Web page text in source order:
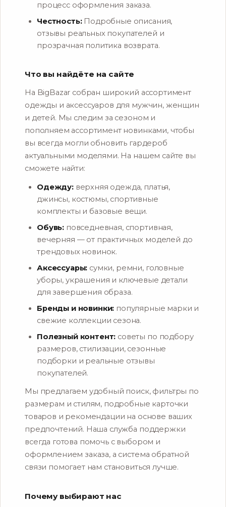
процесс оформления заказа.
Честность:Подробные описания,
отзывы реальных покупателей и
прозрачная политика возврата.
Что вы найдёте на сайте
На BigBazar собран широкий ассортимент
одежды и аксессуаров для мужчин, женщин
и детей. Мы следим за сезоном и
пополняем ассортимент новинками, чтобы
вы всегда могли обновить гардероб
актуальными моделями. На нашем сайте вы
сможете найти:
Одежду:верхняя одежда, платья,
джинсы, костюмы, спортивные
комплекты и базовые вещи.
Обувь: повседневная, спортивная,
вечерняя — от практичных моделей до
трендовых новинок.
Аксессуары: сумки, ремни, головные
уборы, украшения и ключевые детали
для завершения образа.
Бренды и новинки: популярные марки и
свежие коллекции сезона.
Полезный контент: советы по подбору
размеров, стилизации, сезонные
подборки и реальные отзывы
покупателей.
Мы предлагаем удобный поиск, фильтры по
размерам и стилям, подробные карточки
товаров и рекомендации на основе ваших
предпочтений. Наша служба поддержки
всегда готова помочь с выбором и
оформлением заказа, а система обратной
связи помогает нам становиться лучше.
Почему выбирают нас